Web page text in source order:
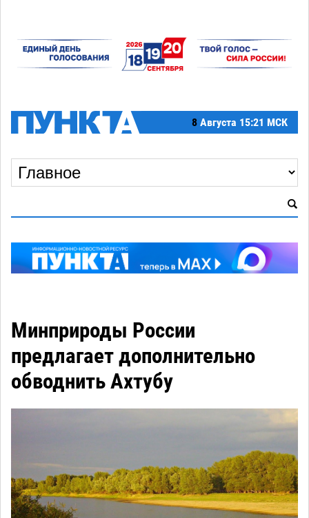
8 Августа 15:21 МСК
Минприроды России
предлагает дополнительно
обводнить Ахтубу